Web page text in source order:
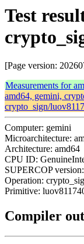
Test
[Page version:
Measurements for
amd64, gemini,
crypto_sign/
Computer: gemini
Microarchitecture:
Architecture: amd64
CPU ID:
SUPERCOP
Operation:
Primitive:
Compiler